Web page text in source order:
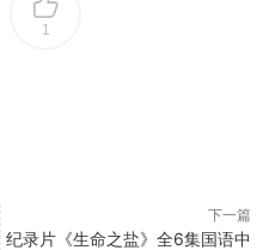
1
下一篇
纪录片《生命之盐》全6集国语中